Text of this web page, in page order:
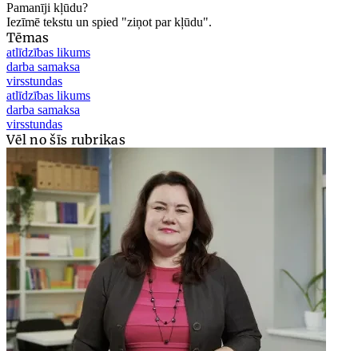
Pamanīji kļūdu?
Iezīmē tekstu un spied "ziņot par kļūdu".
Tēmas
atlīdzības likums
darba samaksa
virsstundas
atlīdzības likums
darba samaksa
virsstundas
Vēl no šīs rubrikas